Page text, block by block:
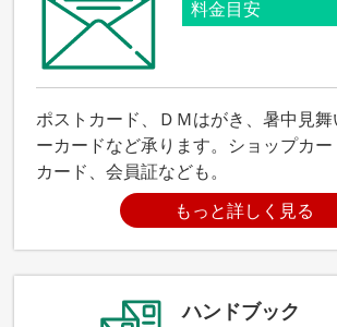
料金目安
ポストカード、ＤＭはがき、暑中見
ーカードなど承ります。ショップカー
カード、会員証なども。
もっと詳しく見る
ハンドブック